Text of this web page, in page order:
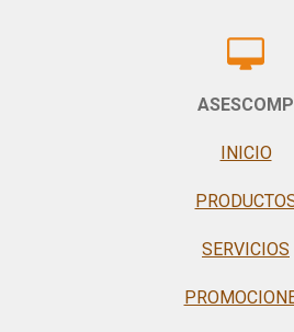
ASESCOMP
INICIO
SERVICIOS